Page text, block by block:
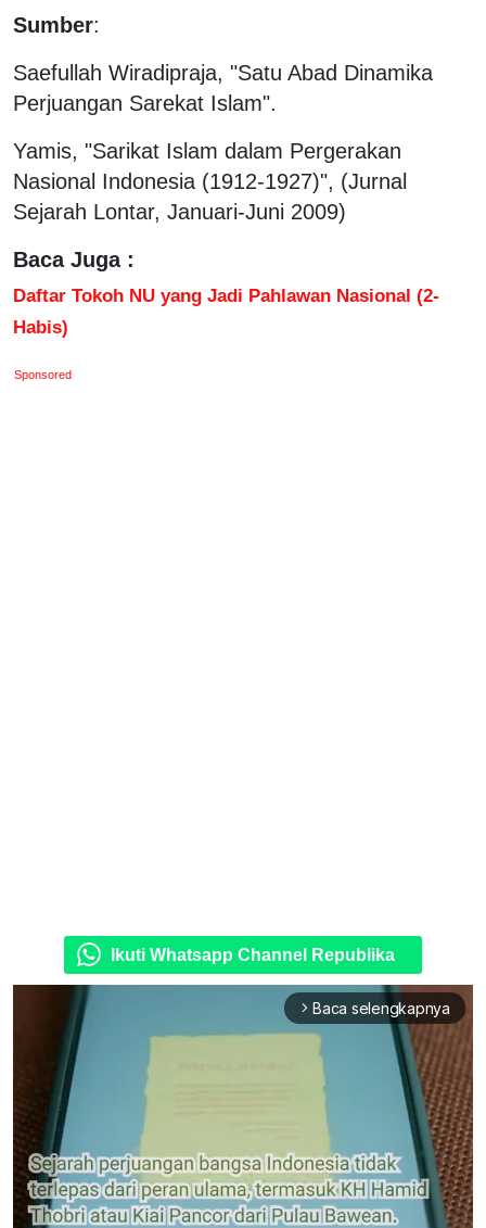
Sumber:
Saefullah Wiradipraja, "Satu Abad Dinamika
Perjuangan Sarekat Islam".
Yamis, "Sarikat Islam dalam Pergerakan
Nasional Indonesia (1912-1927)", (Jurnal
Sejarah Lontar, Januari-Juni 2009)
Baca Juga :
Daftar Tokoh NU yang Jadi Pahlawan Nasional (2-
Habis)
Sponsored
Ikuti Whatsapp Channel Republika
arrow_forward_ios Baca selengkapnya